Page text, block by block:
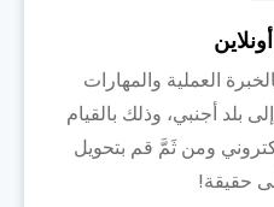
العملية والمهارات
بلد أجنبي، وذلك بالقيام
ومن ثَمَّ قم بتحويل
حقيقة!